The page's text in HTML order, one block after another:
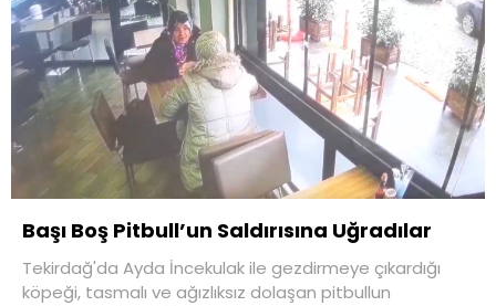
Başı Boş Pitbull’un Saldırısına Uğradılar
Tekirdağ'da Ayda İncekulak ile gezdirmeye çıkardığı
köpeği, tasmalı ve ağızlıksız dolaşan pitbullun